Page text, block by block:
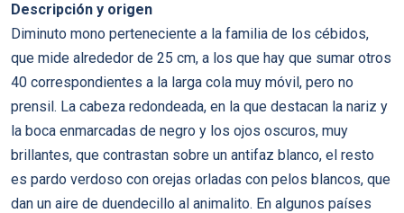
Descripción y origen
Diminuto mono perteneciente a la familia de los cébidos,
que mide alrededor de 25 cm, a los que hay que sumar otros
40 correspondientes a la larga cola muy móvil, pero no
prensil. La cabeza redondeada, en la que destacan la nariz y
la boca enmarcadas de negro y los ojos oscuros, muy
brillantes, que contrastan sobre un antifaz blanco, el resto
es pardo verdoso con orejas orladas con pelos blancos, que
dan un aire de duendecillo al animalito. En algunos países